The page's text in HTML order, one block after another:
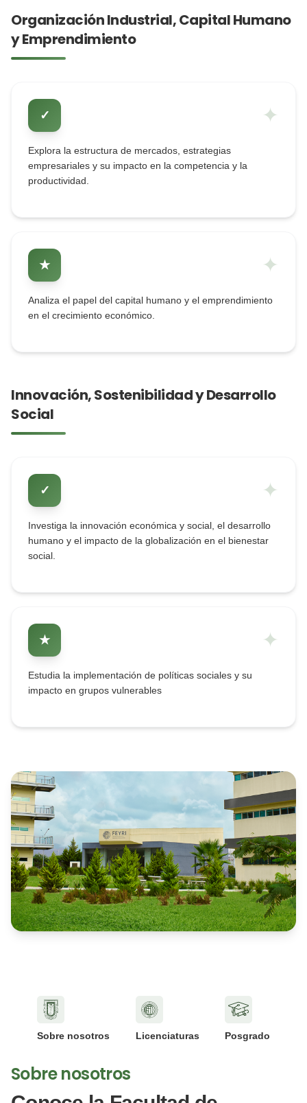
Organización Industrial, Capital Humano
y Emprendimiento
✓ ✦
Explora la estructura de mercados, estrategias
empresariales y su impacto en la competencia y la
productividad.
★ ✦
Analiza el papel del capital humano y el emprendimiento
en el crecimiento económico.
Innovación, Sostenibilidad y Desarrollo
Social
✓ ✦
Investiga la innovación económica y social, el desarrollo
humano y el impacto de la globalización en el bienestar
social.
★ ✦
Estudia la implementación de políticas sociales y su
impacto en grupos vulnerables
Sobre nosotros Licenciaturas Posgrado
Sobre nosotros